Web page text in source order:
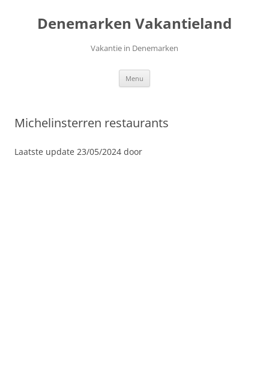
inhoudDenemarken Vakantieland
Vakantie in Denemarken
Menu
Michelinsterren restaurants
Laatste update 23/05/2024 door